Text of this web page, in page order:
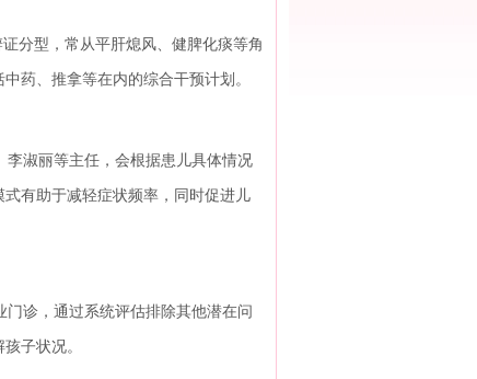
分型，常从平肝熄风、健脾化痰等角
药、推拿等在内的综合干预计划。
淑丽等主任，会根据患儿具体情况
有助于减轻症状频率，同时促进儿
诊，通过系统评估排除其他潜在问
子状况。